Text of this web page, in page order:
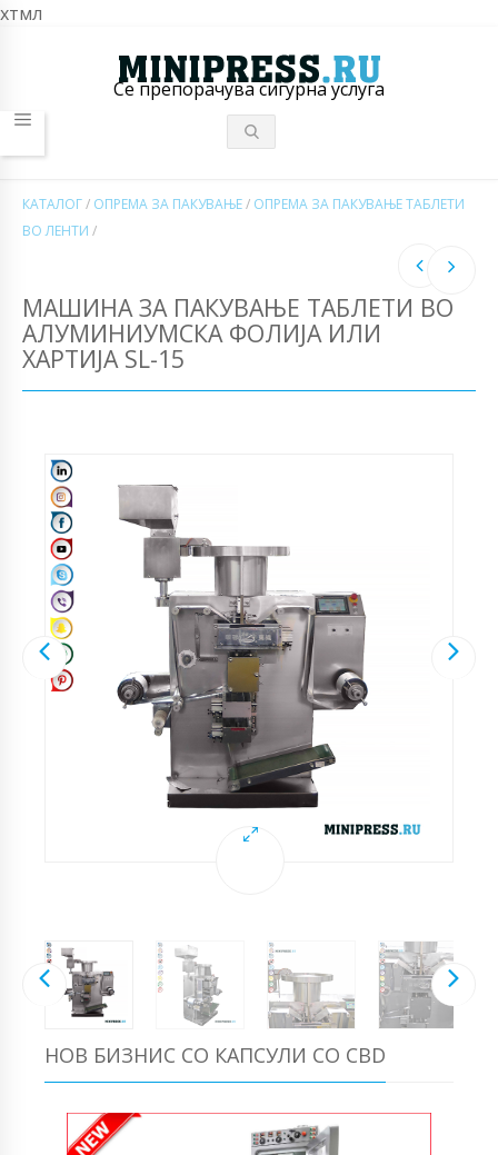
хтмл
Се препорачува сигурна услуга
КАТАЛОГ/ ОПРЕМА ЗА ПАКУВАЊЕ/ ОПРЕМА ЗА ПАКУВАЊЕ ТАБЛЕТИ
ВО ЛЕНТИ /
МАШИНА ЗА ПАКУВАЊЕ ТАБЛЕТИ ВО
АЛУМИНИУМСКА ФОЛИЈА ИЛИ
ХАРТИЈА SL-15
НОВ БИЗНИС СО КАПСУЛИ СО CBD